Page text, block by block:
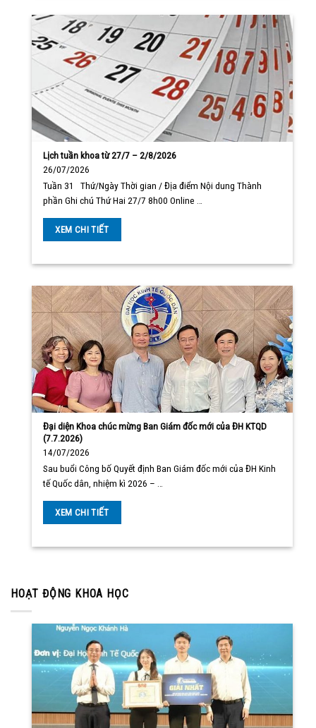
Lịch tuần khoa từ 27/7 – 2/8/2026
26/07/2026
Tuần 31 Thứ/Ngày Thời gian / Địa điểm Nội dung Thành
phần Ghi chú Thứ Hai 27/7 8h00 Online …
XEM CHI TIẾT
Đại diện Khoa chúc mừng Ban Giám đốc mới của ĐH KTQD
(7.7.2026)
14/07/2026
Sau buổi Công bố Quyết định Ban Giám đốc mới của ĐH Kinh
tế Quốc dân, nhiệm kì 2026 – …
XEM CHI TIẾT
HOẠT ĐỘNG KHOA HỌC